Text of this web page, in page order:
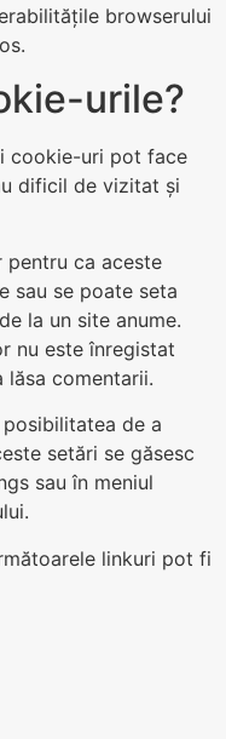
browserului
urile?
cookie-uri pot face
dificil de vizitat și
pentru ca aceste
sau se poate seta
la un site anume.
nu este înregistat
comentarii.
de a
setări se găsesc
sau în meniul
linkuri pot fi